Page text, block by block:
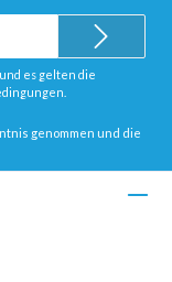
es gelten die
genommen und die